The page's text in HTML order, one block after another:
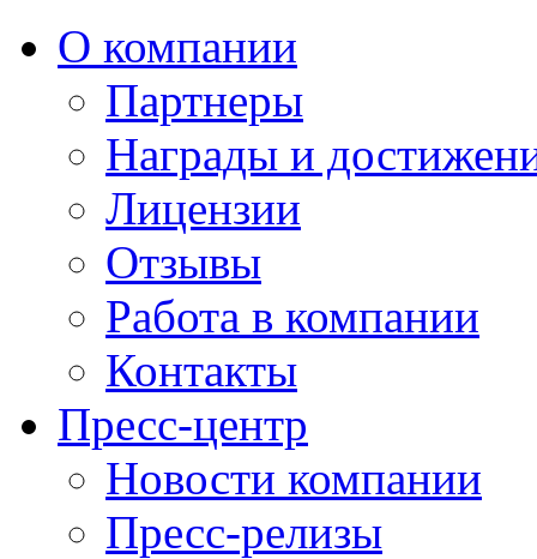
О компании
Партнеры
Награды и
Лицензии
Отзывы
Работа в компании
Контакты
Пресс-центр
Новости компании
Пресс-релизы